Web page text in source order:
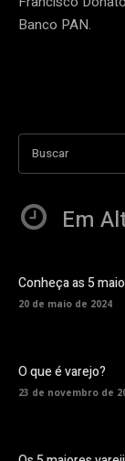
Banco PAN.
Buscar
Em
Conheça as 5
20 de maio de 2024
O que é varejo?
23 de novembro de